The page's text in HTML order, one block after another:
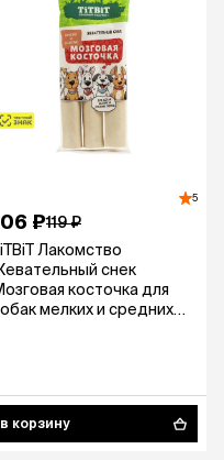
5
₽119 ₽
Лакомство
снек
косточка для
мелких и средних
в корзину